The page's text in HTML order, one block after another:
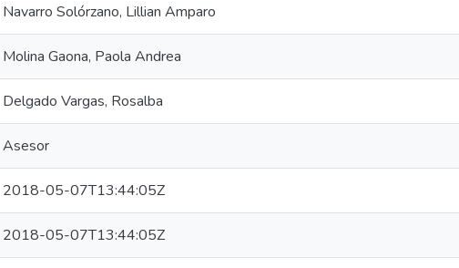
Navarro Solórzano, Lillian Amparo
Molina Gaona, Paola Andrea
Delgado Vargas, Rosalba
Asesor
2018-05-07T13:44:05Z
2018-05-07T13:44:05Z